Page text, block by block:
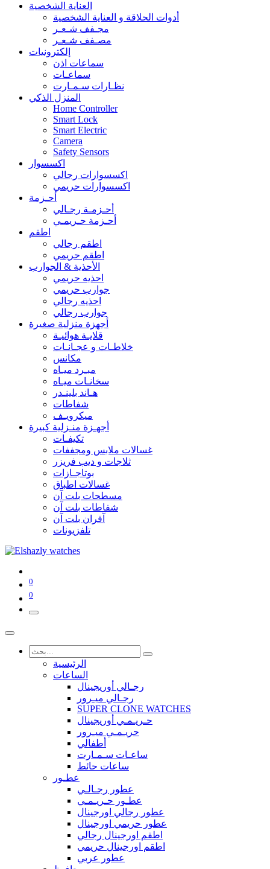
العناية الشخصية
أدوات الحلاقة و العناية الشخصية
مجـفف شـعـر
مصـفف شـعـر
إلكترونيات
سماعات اذن
سماعـات
نظـارات سـمـارت
المنزل الذكي
Home Controller
Smart Lock
Smart Electric
Camera
Safety Sensors
اكسسوار
اكسسوارات رجالي
اكسسوارات حريمي
أحـزمة
أحـزمـة رجـالي
أحـزمة حـريمـي
اطقم
اطقم رجالي
اطقم حريمي
الأحذية & الجوارب
احذيه حريمي
جوارب حريمي
احذيه رجالي
جوارب رجالي
أجهزة منزلية صغيرة
قلايـة هوائيـة
خلاطـات و عجـانـات
مكانس
مبـرد ميـاه
سخانـات ميـاه
هـاند بلينـدر
شفاطات
ميكرويـف
أجهـزة منـزلية كبيرة
تكيفـات
غسالات ملابس ومجففات
ثلاجات و ديب فريزر
بوتاجـازات
غسالات اطباق
مسطحات بلت آن
شفاطات بلت آن
آفران بلت آن
تلفزيونات
0
0
الرئيسية
الساعات
رجـالي أوريجينال
رجـالي ميـرور
SUPER CLONE WATCHES
حـريـمـي أوريجينال
حريـمـي ميـرور
أطفالي
ساعـات سـمـارت
ساعات حائط
عطـور
عطور رجـالـي
عطـور حـريـمـي
عطور رجالي اورجينال
عطور حريمي اورجينال
اطقم اورجينال رجالي
اطقم اورجينال حريمي
عطور عربي